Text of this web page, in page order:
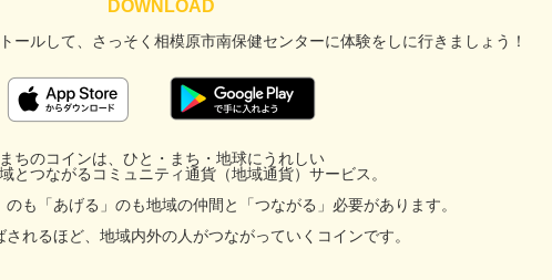
ールして、 さっそく相模原市南保健センターに体験をしに行きましょう！
まちのコインは、ひと・まち・地球にうれしい
とつながるコミュニティ通貨（地域通貨）サービス。
のも「あげる」のも地域の仲間と「つながる」必要があります。
されるほど、地域内外の人がつながっていくコインです。